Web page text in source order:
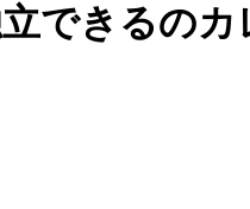
できるの